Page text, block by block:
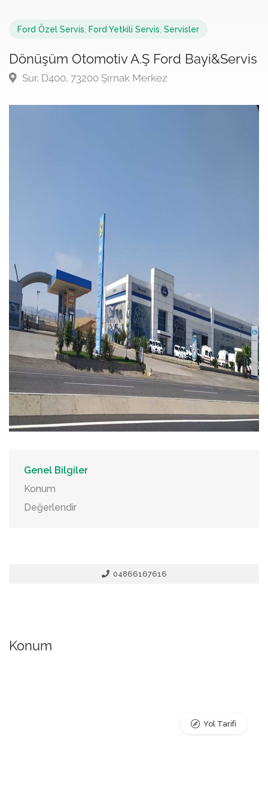
Ford Özel Servis Ford Yetkili Servis Servisler
Dönüşüm Otomotiv A.Ş Ford Bayi&Servis
Sur, D400, 73200 Şırnak Merkez
Genel Bilgiler
Konum
Değerlendir
04866167616
Konum
Yol Tarifi